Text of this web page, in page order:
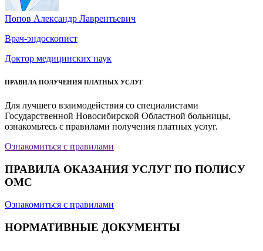
Попов Александр Лаврентьевич
Врач-эндоскопист
Доктор медицинских наук
ПРАВИЛА ПОЛУЧЕНИЯ ПЛАТНЫХ УСЛУГ
Для лучшего взаимодействия со специалистами
Государственной Новосибирской Областной больницы,
ознакомьтесь с правилами получения платных услуг.
Ознакомиться с правилами
ПРАВИЛА ОКАЗАНИЯ УСЛУГ ПО ПОЛИСУ
ОМС
Ознакомиться с правилами
НОРМАТИВНЫЕ ДОКУМЕНТЫ